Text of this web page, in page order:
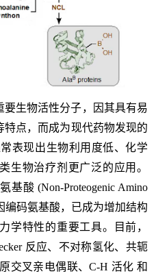
要生物活性分子，因其具有易
点，而成为现代药物发现的
表现出生物利用度低、化学
生物治疗剂更广泛的应用。
酸 (Non-Proteogenic Amino
编码氨基酸，已成为增加结构
学特性的重要工具。目前，
反应、不对称氢化、共轭
交叉亲电偶联、C-H 活化 和